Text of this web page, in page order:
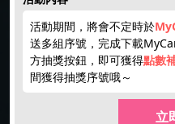
活動期間，將會不定時於
送多組序號，完成下載
方抽獎按鈕，即可獲得點數
間獲得抽獎序號哦～
立